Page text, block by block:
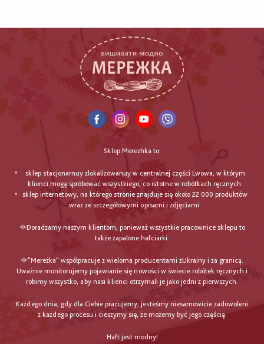
Sklep Merezhka to:
sklep stacjonarnuy zlokalizowanuy w centralnej części Lwowa, w którym
klienci mogą spróbować wszystkiego, co istotne w robótkach ręcznych.
sklep internetowy, na którego stronie znajduje się około 22 000 produktów
wraz ze szczegółowymi opisami i zdjęciami.
🌞Doradzamy naszym klientom, ponieważ wszystkie pracownice sklepu to
także zapalone hafciarki.
🌞"Mereżka" współpracuje z wieloma producentami zUkrainy i za granicą.
Uważnie monitorujemy pojawianie się nowości w świecie robótek ręcznych i
robimy wszystko, aby nasi klienci otrzymali je jako jedni z pierwszych.
Każdego dnia, gdy dla Ciebie pracujemy, jesteśmy niesamowicie zadowoleni
z każdego procesu i cieszymy się, że możemy być jego częścią.
Haft jest modny!